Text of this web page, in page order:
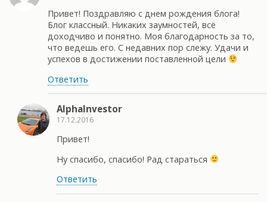
Привет! Поздравляю с днем рождения блога!
Блог классный. Никаких заумностей, всё
доходчиво и понятно. Моя благодарность за то,
что ведешь его. С недавних пор слежу. Удачи и
успехов в достижении поставленной цели
Ответить
AlphaInvestor
17.12.2016
Привет!
Ну спасибо, спасибо! Рад стараться
Ответить